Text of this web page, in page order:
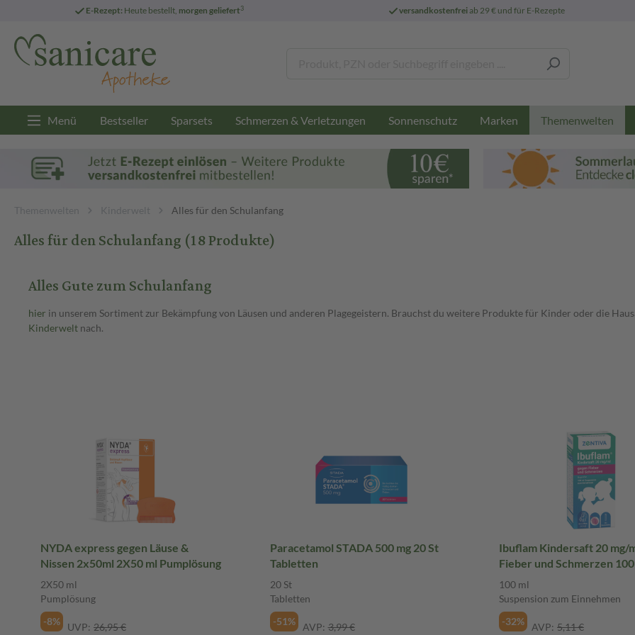
E-Rezept: Heute bestellt, morgen geliefert3 versandkostenfreiab 29 € und für E-Rezepte
Menü Bestseller Sparsets Schmerzen & Verletzungen Sonnenschutz Marken Themenwelten
Themenwelten Kinderwelt Alles für den Schulanfang
Alles für den Schulanfang(18 Produkte)
Alles Gute zum Schulanfang
hier in unserem Sortiment zur Bekämpfung von Läusen und anderen Plagegeistern. Brauchst du weitere Produkte für Kinder oder die
Kinderwelt nach.
NYDA express gegen Läuse &
Nissen 2x50ml 2X50 ml Pumplösung
2X50 ml
Pumplösung
-8%
UVP: 26,95 €
Paracetamol STADA 500 mg 20 St
Tabletten
20 St
Tabletten
-51%
AVP: 3,99 €
Ibuflam Kindersaft 20 mg/ml
Fieber und Schmerzen
Suspension zum Einnehmen
100 ml
Suspension zum Einnehmen
-32%
AVP: 5,11 €